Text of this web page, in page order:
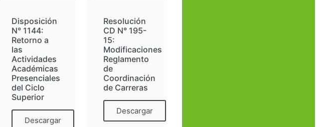
Disposición
N° 1144:
Retorno a
las
Actividades
Académicas
Presenciales
del Ciclo
Superior
Descargar
Resolución
CD N° 195-
15:
Modificaciones
Reglamento
de
Coordinación
de Carreras
Descargar